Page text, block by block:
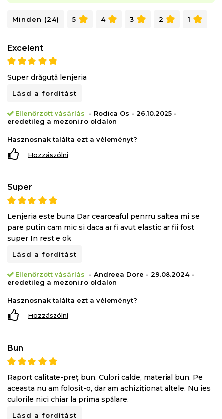
Minden (24) 5 4 3 2 1
Excelent
Super drăguță lenjeria
Lásd a fordítást
Ellenőrzött vásárlás
- Rodica Os - 26.10.2025 -
eredetileg a mezoni.ro oldalon
Hasznosnak találta ezt a véleményt?
Hozzászólni
Super
Lenjeria este buna Dar cearceaful penrru saltea mi se
pare putin cam mic si daca ar fi avut elastic ar fii fost
super In rest e ok
Lásd a fordítást
Ellenőrzött vásárlás
- Andreea Dore - 29.08.2024 -
eredetileg a mezoni.ro oldalon
Hasznosnak találta ezt a véleményt?
Hozzászólni
Bun
Raport calitate-preț bun. Culori calde, material bun. Pe
aceasta nu am folosit-o, dar am achiziționat altele. Nu ies
culorile nici chiar la prima spălare.
Lásd a fordítást